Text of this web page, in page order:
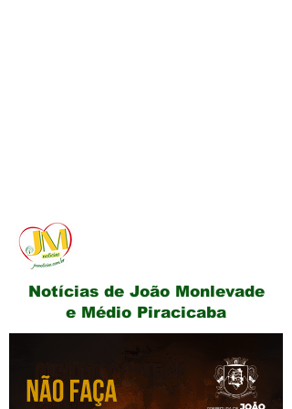
Notícias de João Monlevade
e Médio Piracicaba